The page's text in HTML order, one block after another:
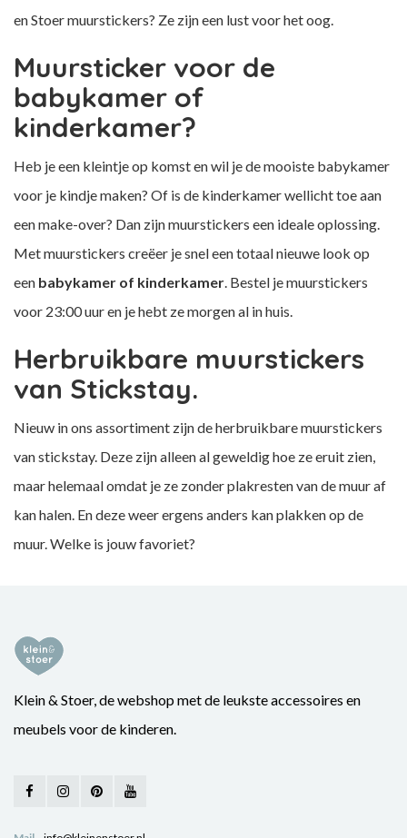
en Stoer muurstickers? Ze zijn een lust voor het oog.
Muursticker voor de
babykamer of
kinderkamer?
Heb je een kleintje op komst en wil je de mooiste babykamer
voor je kindje maken? Of is de kinderkamer wellicht toe aan
een make-over? Dan zijn muurstickers een ideale oplossing.
Met muurstickers creëer je snel een totaal nieuwe look op
een babykamer of kinderkamer. Bestel je muurstickers
voor 23:00 uur en je hebt ze morgen al in huis.
Herbruikbare muurstickers
van Stickstay.
Nieuw in ons assortiment zijn de herbruikbare muurstickers
van stickstay. Deze zijn alleen al geweldig hoe ze eruit zien,
maar helemaal omdat je ze zonder plakresten van de muur af
kan halen. En deze weer ergens anders kan plakken op de
muur. Welke is jouw favoriet?
Klein & Stoer, de webshop met de leukste accessoires en
meubels voor de kinderen.